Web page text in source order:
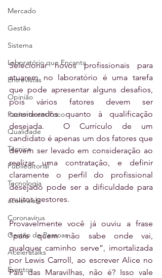
Mercado
Gestão
Sistema
Laboratório que Encanta
Entrevistas
Opinião
Paciente em Foco
Qualidade
Técnica
Publieditorial
Tecnologia
aceleralab
Coronavírus
Gestão de Pessoas
Aceleratalks
Eventos
Selecionar novos profissionais para
atuarem no laboratório é uma tarefa
que pode apresentar alguns desafios,
pois vários fatores devem ser
considerados quanto à qualificação
desejada.  O Currículo de um
candidato é apenas um dos fatores que
devem ser levado em consideração ao
realizar uma contratação, e definir
claramente o perfil do profissional
desejado pode ser a dificuldade para
muitos gestores.
Provavelmente você já ouviu a frase
“para quem não sabe onde vai,
qualquer caminho serve”, imortalizada
por Lewis Carroll, ao escrever Alice no
País das Maravilhas, não é? Isso vale